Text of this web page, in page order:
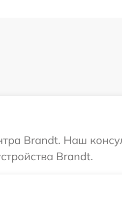
Brandt. Наш
Brandt.